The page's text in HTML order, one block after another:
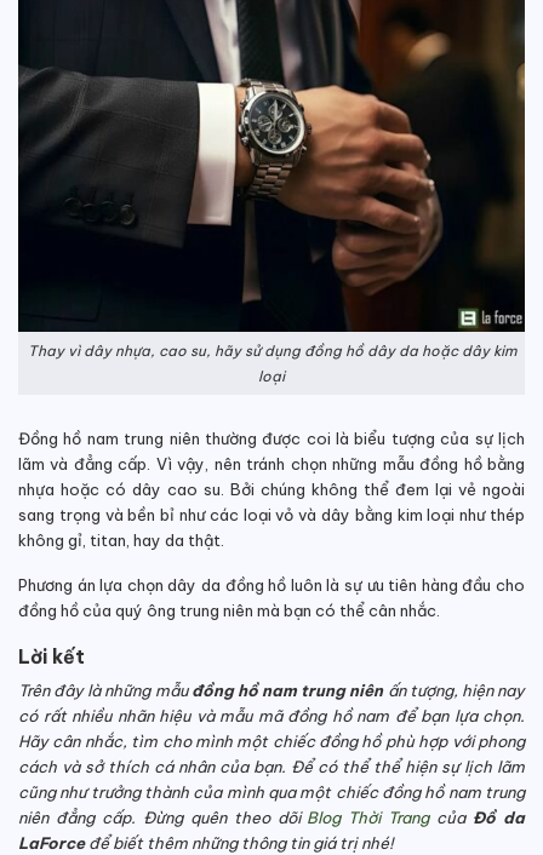
Thay vì dây nhựa, cao su, hãy sử dụng đồng hồ dây da hoặc dây kim
loại
Đồng hồ nam trung niên thường được coi là biểu tượng của sự lịch
lãm và đẳng cấp. Vì vậy, nên tránh chọn những mẫu đồng hồ bằng
nhựa hoặc có dây cao su. Bởi chúng không thể đem lại vẻ ngoài
sang trọng và bền bỉ như các loại vỏ và dây bằng kim loại như thép
không gỉ, titan, hay da thật.
Phương án lựa chọn dây da đồng hồ luôn là sự ưu tiên hàng đầu cho
đồng hồ của quý ông trung niên mà bạn có thể cân nhắc.
Lời kết
Trên đây là những mẫuđồng hồ nam trung niênấn tượng, hiện nay
có rất nhiều nhãn hiệu và mẫu mã đồng hồ nam để bạn lựa chọn.
Hãy cân nhắc, tìm cho mình một chiếc đồng hồ phù hợp với phong
cách và sở thích cá nhân của bạn. Để có thể thể hiện sự lịch lãm
cũng như trưởng thành của mình qua một chiếc đồng hồ nam trung
niên đẳng cấp. Đừng quên theo dõi Blog Thời Trangcủa Đồ da
LaForceđể biết thêm những thông tin giá trị nhé!